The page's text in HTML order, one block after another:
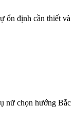
ổn định cần thiết và
nữ chọn hướng Bắc